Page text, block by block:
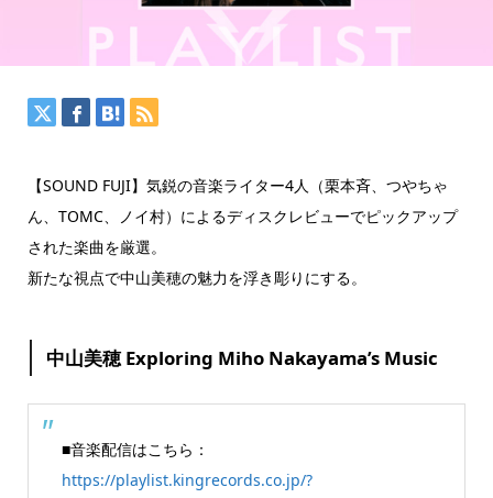
【SOUND FUJI】気鋭の音楽ライター4人（栗本斉、つやちゃ
ん、TOMC、ノイ村）によるディスクレビューでピックアップ
された楽曲を厳選。
新たな視点で中山美穂の魅力を浮き彫りにする。
中山美穂 Exploring Miho Nakayama’s Music
■音楽配信はこちら：
https://playlist.kingrecords.co.jp/?